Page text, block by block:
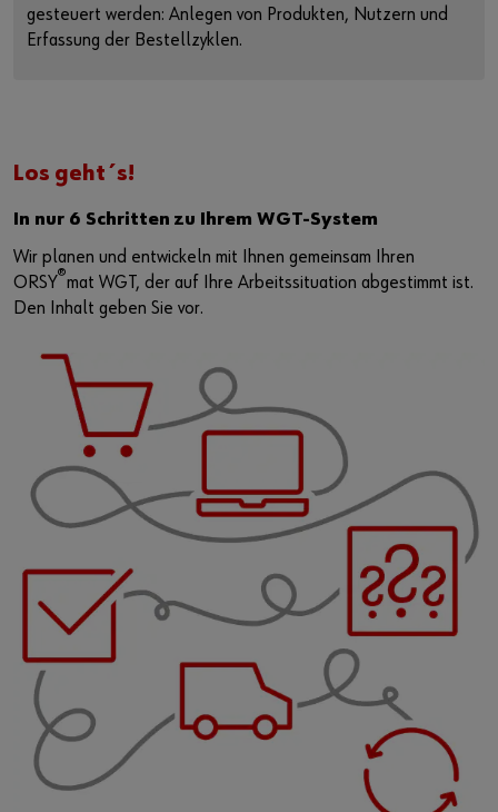
gesteuert werden: Anlegen von Produkten, Nutzern und
Erfassung der Bestellzyklen.
Los geht´s!
In nur 6 Schritten zu Ihrem WGT-System
Wir planen und entwickeln mit Ihnen gemeinsam Ihren
ORSY®mat WGT, der auf Ihre Arbeitssituation abgestimmt ist.
Den Inhalt geben Sie vor.